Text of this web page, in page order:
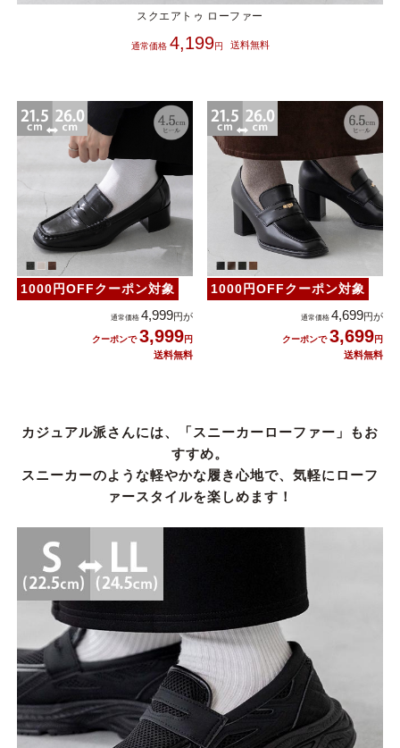
スクエアトゥ ローファー
4,199
1000円OFFクーポン対象
4,999
3,999
1000円OFFクーポン対象
4,699
3,699
カジュアル派さんには、「スニーカーローファー」もお
すすめ。
スニーカーのような軽やかな履き心地で、気軽にローフ
ァースタイルを楽しめます！